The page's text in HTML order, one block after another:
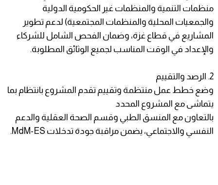
منظمات التنمية والمنظمات غير الحكومية الدولية
والجمعيات المحلية والمنظمات المجتمعية) لدعم تطوير
المشاريع في قطاع غزة، وضمان الفحص الشامل للشركاء
والإعداد في الوقت المناسب لجميع الوثائق المطلوبة.
2. الرصد والتقييم
وضع خطط عمل منتظمة وتقييم تقدم المشروع بانتظام بما
يتماشى مع المشروع المحدد
بالتعاون مع المنسق الطبي وقسم الصحة العقلية والدعم
النفسي والاجتماعي، يضمن مراقبة جودة تدخلات MdM-ES.